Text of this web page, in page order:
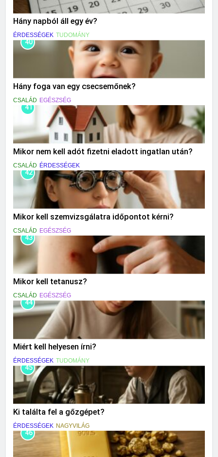
Hány napból áll egy év?
ÉRDESSÉGEK TUDOMÁNY
40
Hány foga van egy csecsemőnek?
CSALÁD EGÉSZSÉG
41
Mikor nem kell adót fizetni eladott ingatlan után?
CSALÁD ÉRDESSÉGEK
42
Mikor kell szemvizsgálatra időpontot kérni?
CSALÁD EGÉSZSÉG
43
Mikor kell tetanusz?
CSALÁD EGÉSZSÉG
44
Miért kell helyesen írni?
ÉRDESSÉGEK TUDOMÁNY
45
Ki találta fel a gőzgépet?
ÉRDESSÉGEK NAGYVILÁG
46